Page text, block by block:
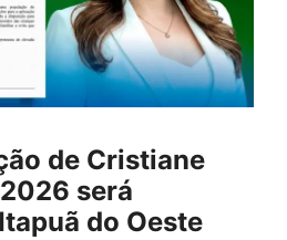
de Cristiane
será
do Oeste